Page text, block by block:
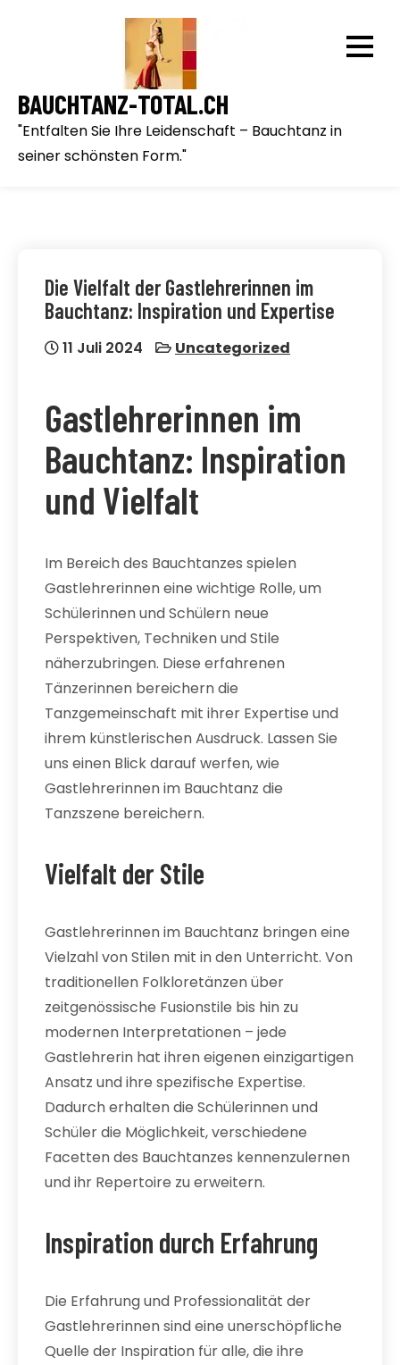
BAUCHTANZ-TOTAL.CH
"Entfalten Sie Ihre Leidenschaft – Bauchtanz in
seiner schönsten Form."
Die Vielfalt der Gastlehrerinnen im
Bauchtanz: Inspiration und Expertise
11 Juli 2024 Uncategorized
Gastlehrerinnen im
Bauchtanz: Inspiration
und Vielfalt
Im Bereich des Bauchtanzes spielen
Gastlehrerinnen eine wichtige Rolle, um
Schülerinnen und Schülern neue
Perspektiven, Techniken und Stile
näherzubringen. Diese erfahrenen
Tänzerinnen bereichern die
Tanzgemeinschaft mit ihrer Expertise und
ihrem künstlerischen Ausdruck. Lassen Sie
uns einen Blick darauf werfen, wie
Gastlehrerinnen im Bauchtanz die
Tanzszene bereichern.
Vielfalt der Stile
Gastlehrerinnen im Bauchtanz bringen eine
Vielzahl von Stilen mit in den Unterricht. Von
traditionellen Folkloretänzen über
zeitgenössische Fusionstile bis hin zu
modernen Interpretationen – jede
Gastlehrerin hat ihren eigenen einzigartigen
Ansatz und ihre spezifische Expertise.
Dadurch erhalten die Schülerinnen und
Schüler die Möglichkeit, verschiedene
Facetten des Bauchtanzes kennenzulernen
und ihr Repertoire zu erweitern.
Inspiration durch Erfahrung
Die Erfahrung und Professionalität der
Gastlehrerinnen sind eine unerschöpfliche
Quelle der Inspiration für alle, die ihre